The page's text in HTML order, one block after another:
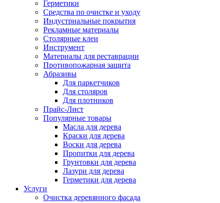
Герметики
Средства по очистке и уходу
Индустриальные покрытия
Рекламные материалы
Столярные клеи
Инструмент
Материалы для реставрации
Противопожарная защита
Абразивы
Для паркетчиков
Для столяров
Для плотников
Прайс-Лист
Популярные товары
Масла для дерева
Краски для дерева
Воски для дерева
Пропитки для дерева
Грунтовки для дерева
Лазури для дерева
Герметики для дерева
Услуги
Очистка деревянного фасада